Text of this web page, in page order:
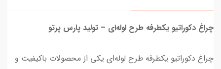
چراغ دکوراتیو یکطرفه طرح لوله‌ای – تولید پارس پرتو
چراغ دکوراتیو یکطرفه طرح لوله‌ای یکی از محصولات باکیفیت و